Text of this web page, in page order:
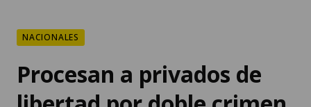
NACIONALES
Procesan a privados de